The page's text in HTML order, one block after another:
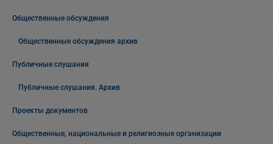
Общественные обсуждения
Общественные обсуждения архив
Публичные слушания
Публичные слушания. Архив
Проекты документов
Общественные, национальные и религиозные организации